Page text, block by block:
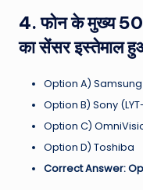
4. फोन के मुख्य 50
का सेंसर इस्तेमाल
Option A) Samsung
Option B) Sony
Option C)
Option D) Toshiba
Correct Answer: